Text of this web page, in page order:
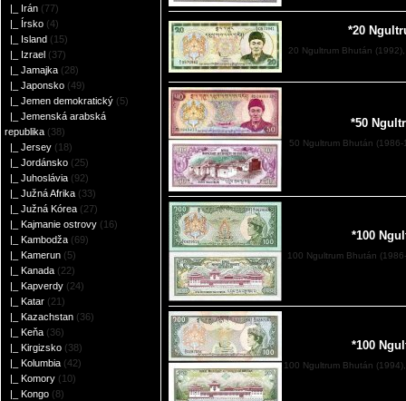
|_ Irán (77)
|_ Írsko (4)
|_ Island (15)
|_ Izrael (37)
|_ Jamajka (28)
|_ Japonsko (49)
|_ Jemen demokratický (5)
|_ Jemenská arabská
republika (38)
|_ Jersey (18)
|_ Jordánsko (25)
|_ Juhoslávia (92)
|_ Južná Afrika (33)
|_ Južná Kórea (27)
|_ Kajmanie ostrovy (16)
|_ Kambodža (69)
|_ Kamerun (5)
|_ Kanada (22)
|_ Kapverdy (24)
|_ Katar (21)
|_ Kazachstan (36)
|_ Keňa (36)
|_ Kirgizsko (38)
|_ Kolumbia (42)
|_ Komory (10)
|_ Kongo (8)
*20
20 Ngultrum Bhután
*50
50 Ngultrum Bhután
*100
100 Ngultrum Bhután
*100
100 Ngultrum Bhután